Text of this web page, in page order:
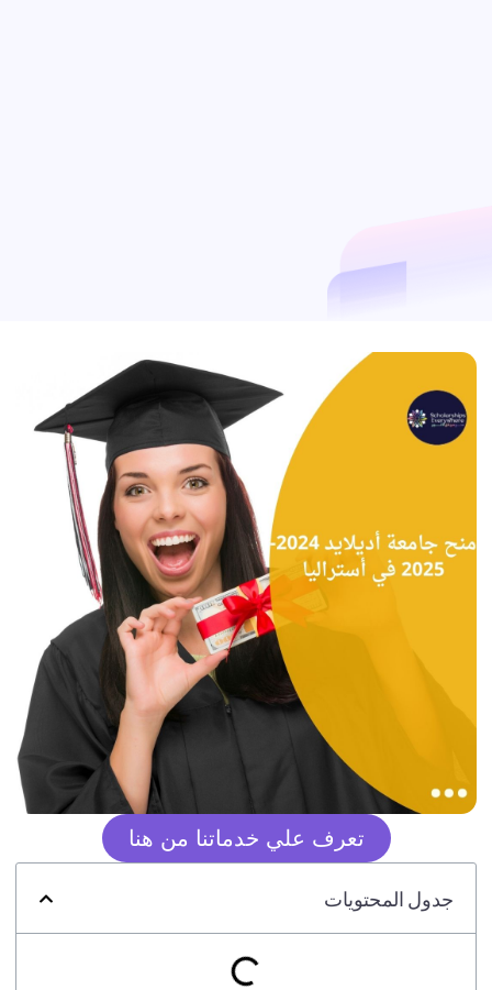
تعرف علي خدماتنا من هنا
جدول المحتويات